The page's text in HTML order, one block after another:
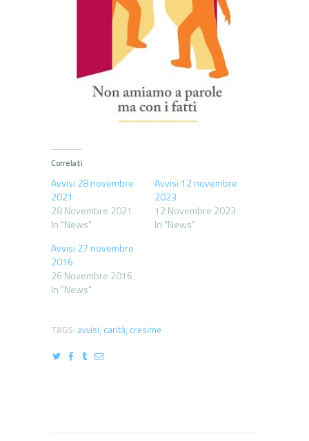
Correlati
Avvisi 28 novembre
2021
28 Novembre 2021
In "News"
Avvisi 12 novembre
2023
12 Novembre 2023
In "News"
Avvisi 27 novembre
2016
26 Novembre 2016
In "News"
TAGS: avvisi, carità, cresime